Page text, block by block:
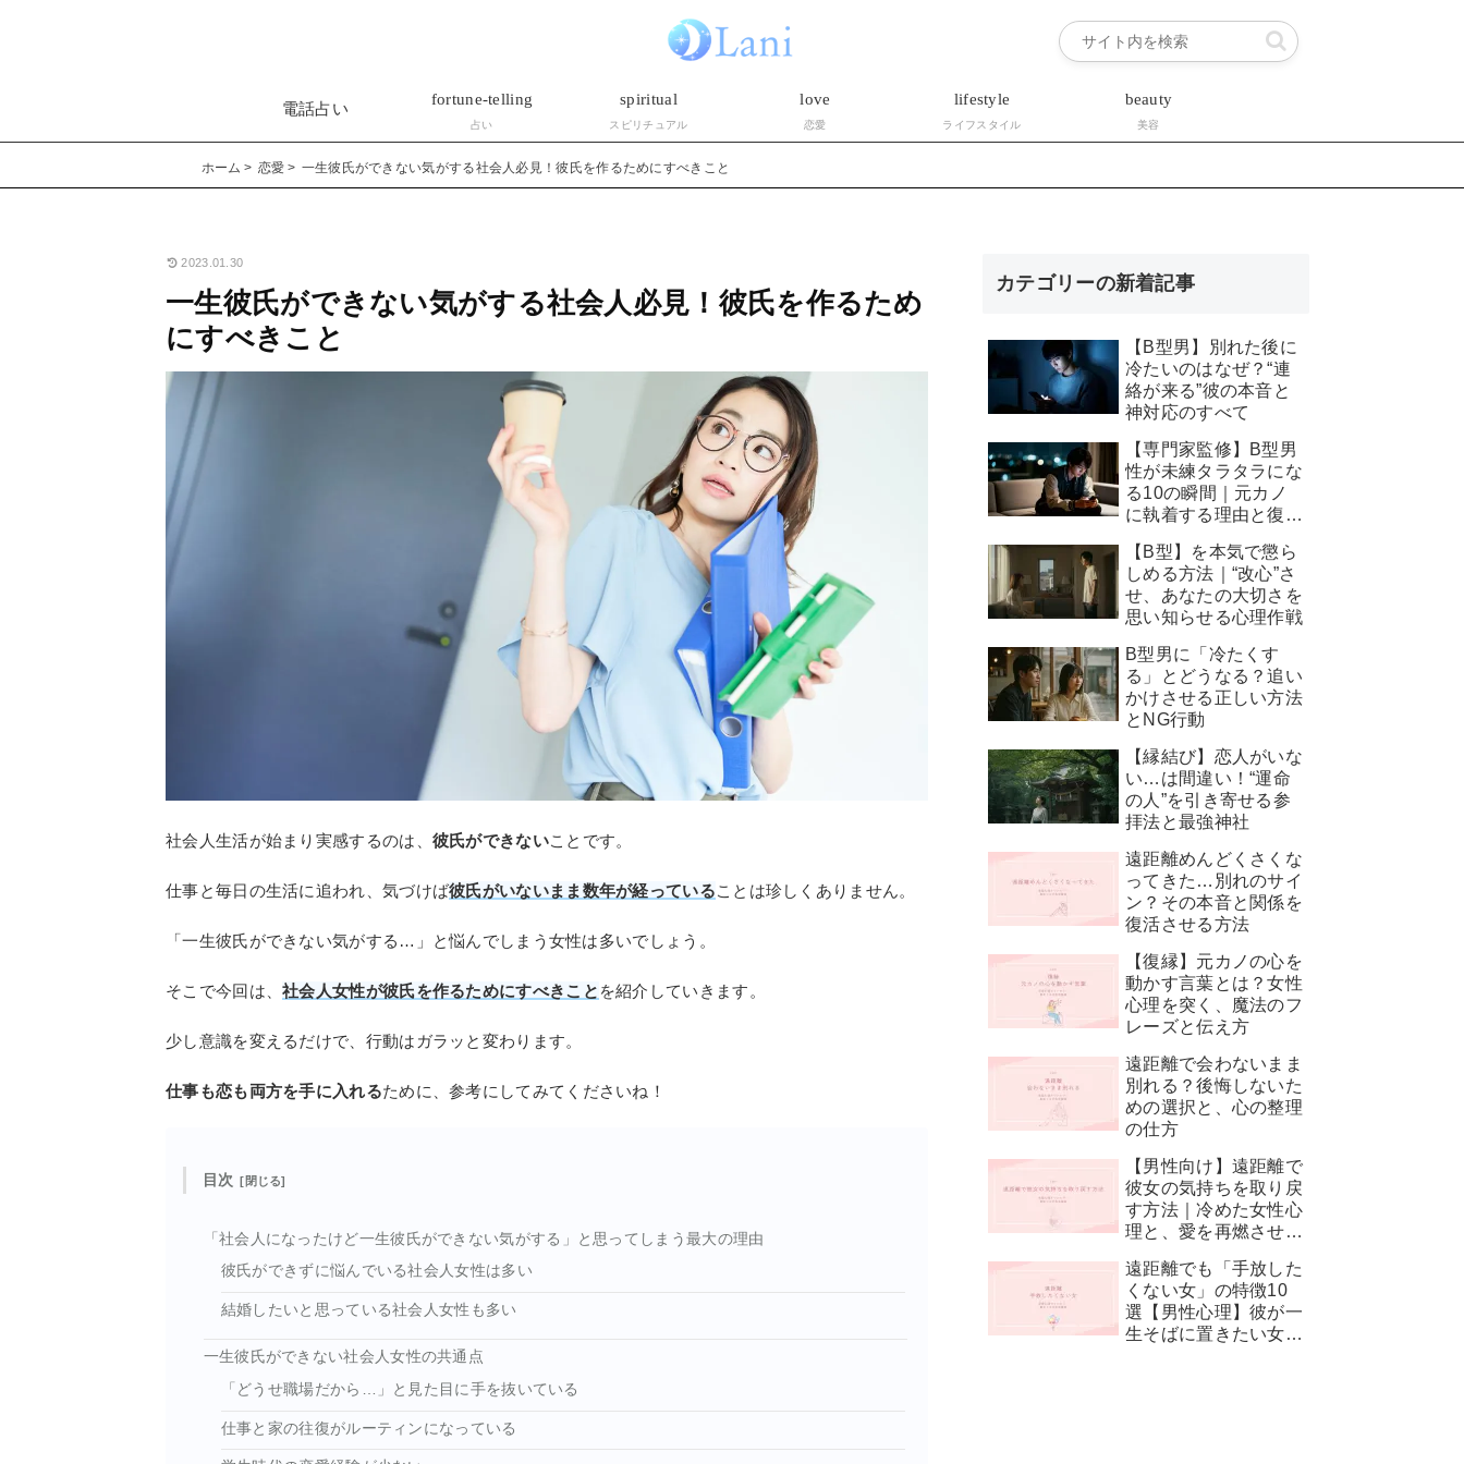
電話占い
fortune-telling
占い
spiritual
スピリチュアル
love
恋愛
lifestyle
ライフスタイル
beauty
美容
ホーム 恋愛 一生彼氏ができない気がする社会人必見！彼氏を作るためにすべきこと
2023.01.30
一生彼氏ができない気がする社会人必見！彼氏を作るため
にすべきこと
社会人生活が始まり実感するのは、 彼氏ができないことです。
仕事と毎日の生活に追われ、気づけば彼氏がいないまま数年が経っていることは珍しくありません。
「一生彼氏ができない気がする…」と悩んでしまう女性は多いでしょう。
そこで今回は、社会人女性が彼氏を作るためにすべきこと を紹介していきます。
少し意識を変えるだけで、行動はガラッと変わります。
仕事も恋も両方を手に入れるために、参考にしてみてくださいね！
目次
「社会人になったけど一生彼氏ができない気がする」と思ってしまう最大の理由
彼氏ができずに悩んでいる社会人女性は多い
結婚したいと思っている社会人女性も多い
一生彼氏ができない社会人女性の共通点
「どうせ職場だから…」と見た目に手を抜いている
仕事と家の往復がルーティンになっている
カテゴリーの新着記事
【B型男】別れた後に
冷たいのはなぜ？“連
絡が来る”彼の本音と
神対応のすべて
【専門家監修】B型男
性が未練タラタラにな
る10の瞬間｜元カノ
に執着する理由と復縁
【B型】を本気で懲ら
しめる方法｜“改心”さ
せ、あなたの大切さを
思い知らせる心理作戦
B型男に「冷たくす
る」とどうなる？追い
かけさせる正しい方法
とNG行動
【縁結び】恋人がいな
い…は間違い！“運命
の人”を引き寄せる参
拝法と最強神社
遠距離めんどくさくな
ってきた…別れのサイ
ン？その本音と関係を
復活させる方法
【復縁】元カノの心を
動かす言葉とは？女性
心理を突く、魔法のフ
レーズと伝え方
遠距離で会わないまま
別れる？後悔しないた
めの選択と、心の整理
の仕方
【男性向け】遠距離で
彼女の気持ちを取り戻
す方法｜冷めた女性心
理と、愛を再燃させる
遠距離でも「手放した
くない女」の特徴10
選【男性心理】彼が一
生そばに置きたい女性